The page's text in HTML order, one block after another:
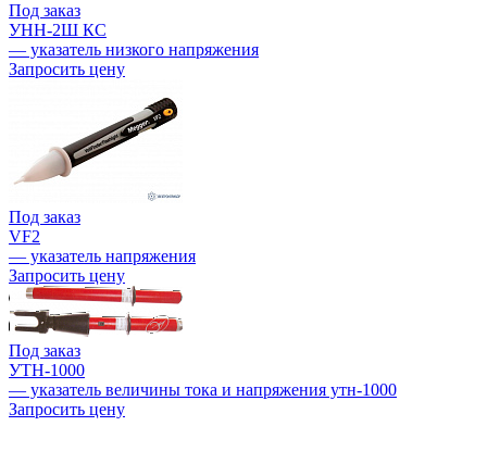
Под заказ
УНН-2Ш КС
— указатель низкого напряжения
Запросить цену
Под заказ
VF2
— указатель напряжения
Запросить цену
Под заказ
УТН-1000
— указатель величины тока и напряжения утн-1000
Запросить цену